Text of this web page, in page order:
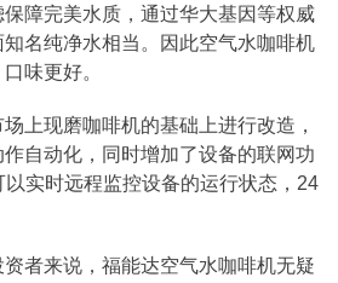
障完美水质，通过华大基因等权威
名纯净水相当。因此空气水咖啡机
味更好。
上现磨咖啡机的基础上进行改造，
自动化，同时增加了设备的联网功
实时远程监控设备的运行状态，24
者来说，福能达空气水咖啡机无疑